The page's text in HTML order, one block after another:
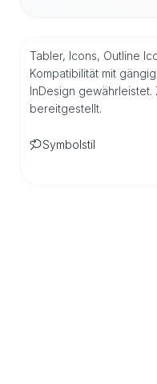
Tabler, Icons, Outline
Kompatibilität mit
InDesign
bereitgestellt.
Symbolstil